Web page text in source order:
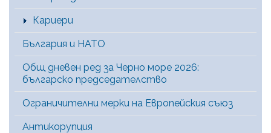
Кариери
България и НАТО
Общ дневен ред за Черно море 2026:
българско председателство
Ограничителни мерки на Европейския съюз
Антикорупция